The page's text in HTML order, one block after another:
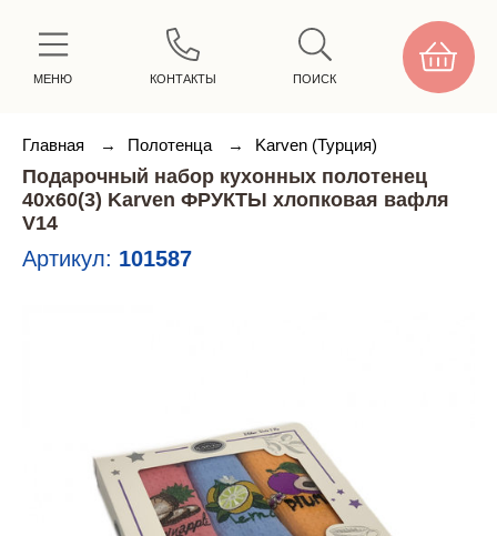
МЕНЮ КОНТАКТЫ ПОИСК
Главная → Полотенца → Karven (Турция)
Подарочный набор кухонных полотенец
40х60(3) Karven ФРУКТЫ хлопковая вафля
V14
Артикул: 101587